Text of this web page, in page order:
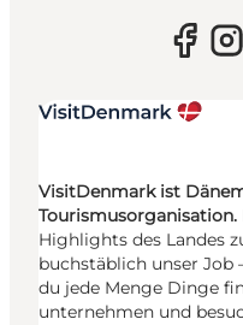
VisitDenmark ist
Tourismusorganisation.
Highlights des Landes
buchstäblich unser Job
du jede Menge Dinge
unternehmen und